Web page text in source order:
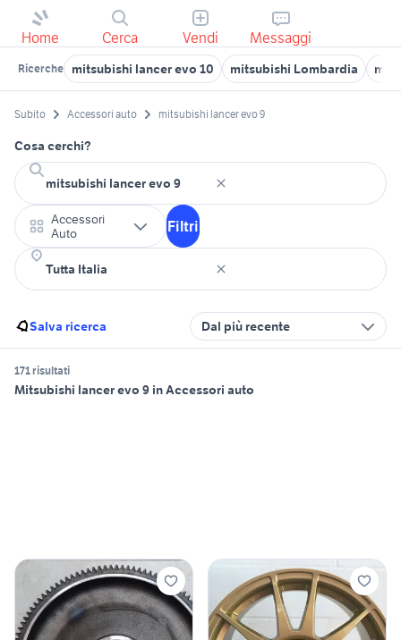
Home Cerca Vendi Messaggi
Ricerche mitsubishi lancer evo 10 mitsubishi Lombardia
Subito Accessori auto mitsubishi lancer evo 9
Cosa cerchi?
Accessori
Auto
Filtri
Salva ricerca Dal più recente
171 risultati
Mitsubishi lancer evo 9 in Accessori auto